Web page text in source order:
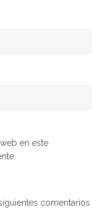
en este
comentarios